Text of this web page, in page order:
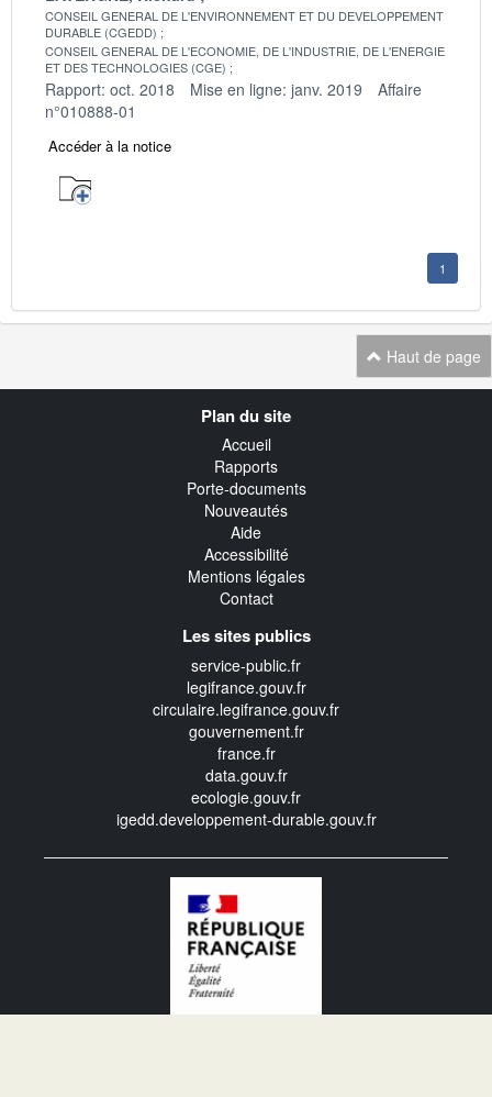
CONSEIL GENERAL DE L'ENVIRONNEMENT ET DU DEVELOPPEMENT
DURABLE (CGEDD)
CONSEIL GENERAL DE L'ECONOMIE, DE L'INDUSTRIE, DE L'ENERGIE
ET DES TECHNOLOGIES (CGE)
Rapport: oct. 2018 Mise en ligne: janv. 2019
Affaire
n°010888-01
Accéder à la notice
1
Haut de page
Plan du site
Accueil
Rapports
Porte-documents
Nouveautés
Aide
Accessibilité
Mentions légales
Contact
Les sites publics
service-public.fr
legifrance.gouv.fr
circulaire.legifrance.gouv.fr
gouvernement.fr
france.fr
data.gouv.fr
ecologie.gouv.fr
igedd.developpement-durable.gouv.fr